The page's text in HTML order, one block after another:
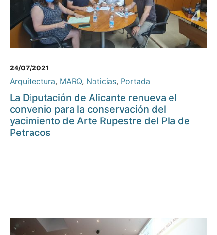
24/07/2021
Arquitectura, MARQ, Noticias, Portada
La Diputación de Alicante renueva el
convenio para la conservación del
yacimiento de Arte Rupestre del Pla de
Petracos